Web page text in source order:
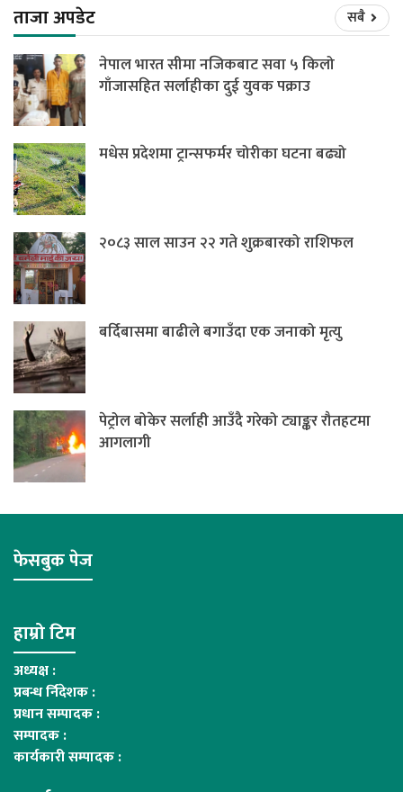
ताजा अपडेट
सबै
नेपाल भारत सीमा नजिकबाट सवा ५ किलो
गाँजासहित सर्लाहीका दुई युवक पक्राउ
मधेस प्रदेशमा ट्रान्सफर्मर चोरीका घटना बढ्यो
२०८३ साल साउन २२ गते शुक्रबारको राशिफल
बर्दिबासमा बाढीले बगाउँदा एक जनाको मृत्यु
पेट्रोल बोकेर सर्लाही आउँदै गरेको ट्याङ्कर रौतहटमा
आगलागी
फेसबुक पेज
हाम्रो टिम
अध्यक्ष :
प्रबन्ध र्निदेशक :
प्रधान सम्पादक :
सम्पादक :
कार्यकारी सम्पादक :